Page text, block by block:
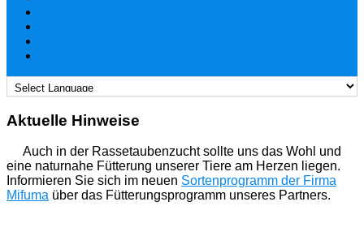
Aktuelle Hinweise
Auch in der Rassetaubenzucht sollte uns das Wohl und
eine naturnahe Fütterung unserer Tiere am Herzen liegen.
Informieren Sie sich im neuen Sortenprogramm der Firma
Mifuma über das Fütterungsprogramm unseres Partners.